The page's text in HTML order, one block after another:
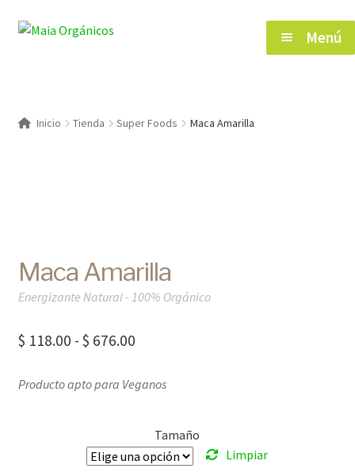
Saltar
Ir
Menú
Contacto
Inicio Tienda Super Foods Maca Amarilla
Maca Amarilla
Energizante Natural - 100% Orgánico
$ 118.00 - $ 676.00Rango
precios:
$ 118.00
hasta
Producto apto para Veganos
Tamaño
Limpiar